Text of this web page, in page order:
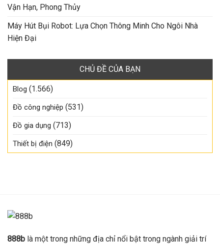
Vận Hạn, Phong Thủy
Máy Hút Bụi Robot: Lựa Chọn Thông Minh Cho Ngôi Nhà
Hiện Đại
CHỦ ĐỀ CỦA BẠN
Blog (1.566)
Đồ công nghiệp (531)
Đồ gia dụng (713)
Thiết bị điện (849)
888b là một trong những địa chỉ nổi bật trong ngành giải trí